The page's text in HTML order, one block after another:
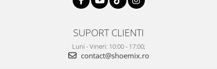
SUPORT CLIENTI
Luni - Vineri: 10:00 - 17:00;
contact@shoemix.ro